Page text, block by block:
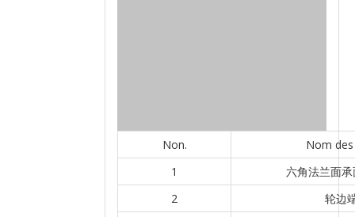
Non.
Nom
1
六角法兰面
2
轮边